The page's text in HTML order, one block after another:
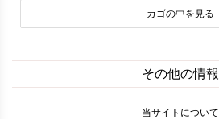
カゴの中を見る
その他の情報
当サイトについて